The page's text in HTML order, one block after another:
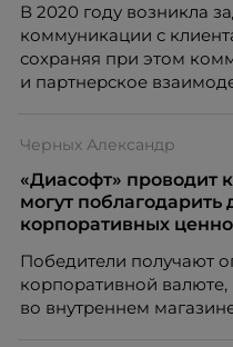
В 2020 году возникла
коммуникации с
сохраняя при этом
и партнерское
Черных Александр
«Диасофт» проводит
могут поблагодарить
корпоративных
Победители получают
корпоративной
во внутреннем